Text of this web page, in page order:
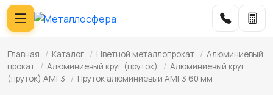
Главная / Каталог / Цветной металлопрокат / Алюминиевый
прокат / Алюминиевый круг (пруток) / Алюминиевый круг
(пруток) АМГ3
/ Пруток алюминиевый АМГ3 60 мм